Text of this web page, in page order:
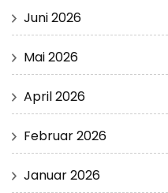
Juni 2026
Mai 2026
April 2026
Februar 2026
Januar 2026